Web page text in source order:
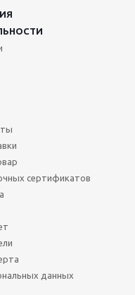
сертификатов
данных